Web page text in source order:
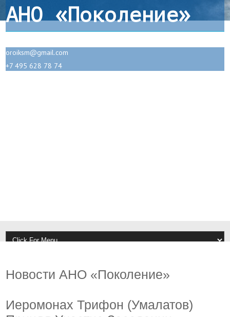
АНО «Поколение»
oroiksm@gmail.com
+7 495 628 78 74
Новости АНО «Поколение»
Иеромонах Трифон (Умалатов)